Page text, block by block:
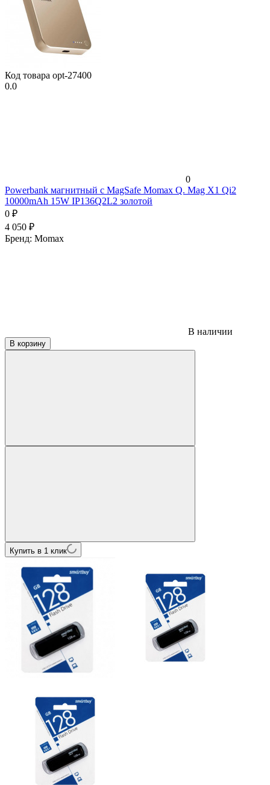
Код товара opt-27400
0.0
0
Powerbank магнитный с MagSafe Momax Q. Mag X1 Qi2
10000mAh 15W IP136Q2L2 золотой
0 ₽
4 050 ₽
Бренд: Momax
В наличии
В корзину
Купить в 1 клик